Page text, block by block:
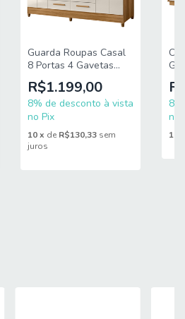
deverá entrar em contato para
do serviço.
ou imprevistos com a entrega.
Guarda Roupas Casal
8 Portas 4 Gavetas
Montana
R$1.199,00
8% de desconto à vista
no Pix
10x de R$130,33 sem
juros
no
10